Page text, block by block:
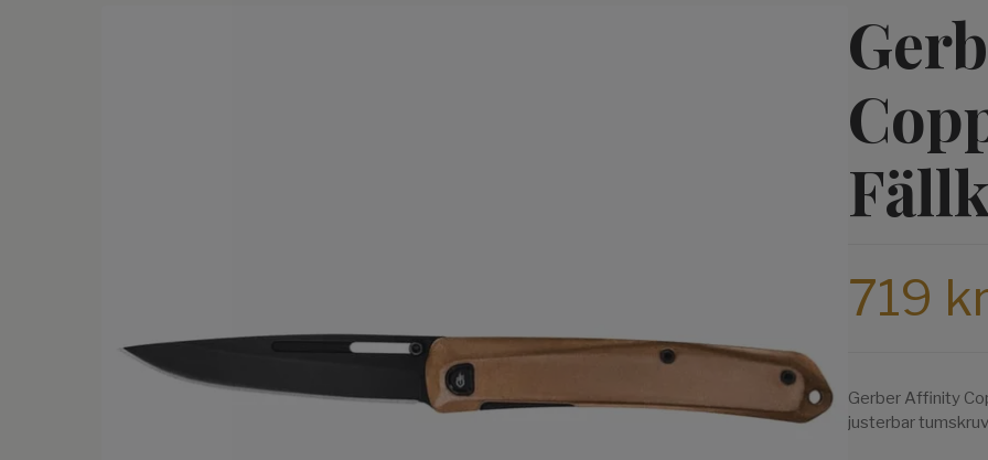
719
Gerber Affinity
justerbar